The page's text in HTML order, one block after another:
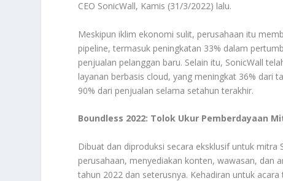
CEO SonicWall, Kamis (31/3/2022) lalu.
Meskipun iklim ekonomi sulit, perusahaan itu
pipeline, termasuk peningkatan 33% dalam
penjualan pelanggan baru. Selain itu, SonicWall
layanan berbasis cloud, yang meningkat 36% dari
90% dari penjualan selama setahun terakhir.
Boundless 2022: Tolok Ukur Pemberdayaan
Dibuat dan diproduksi secara eksklusif untuk
perusahaan, menyediakan konten, wawasan, dan
tahun 2022 dan seterusnya. Kehadiran untuk